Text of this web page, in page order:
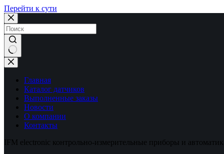
Перейти к сути
Ничего
не
найденоГлавная
Каталог датчиков
Выполненные заказы
Новости
О компании
Контакты
IFM electronic контрольно-измерительные приборы и